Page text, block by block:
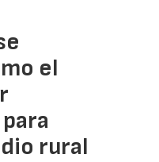
el
rural